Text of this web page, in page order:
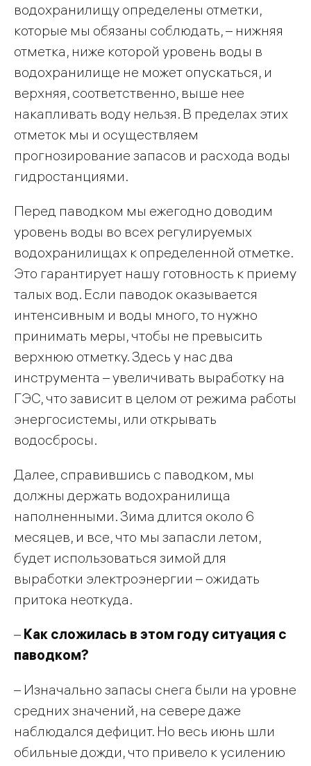
водохранилищу определены отметки,
которые мы обязаны соблюдать, – нижняя
отметка, ниже которой уровень воды в
водохранилище не может опускаться, и
верхняя, соответственно, выше нее
накапливать воду нельзя. В пределах этих
отметок мы и осуществляем
прогнозирование запасов и расхода воды
гидростанциями.
Перед паводком мы ежегодно доводим
уровень воды во всех регулируемых
водохранилищах к определенной отметке.
Это гарантирует нашу готовность к приему
талых вод. Если паводок оказывается
интенсивным и воды много, то нужно
принимать меры, чтобы не превысить
верхнюю отметку. Здесь у нас два
инструмента – увеличивать выработку на
ГЭС, что зависит в целом от режима работы
энергосистемы, или открывать
водосбросы.
Далее, справившись с паводком, мы
должны держать водохранилища
наполненными. Зима длится около 6
месяцев, и все, что мы запасли летом,
будет использоваться зимой для
выработки электроэнергии – ожидать
притока неоткуда.
– Как сложилась в этом году ситуация с
паводком?
– Изначально запасы снега были на уровне
средних значений, на севере даже
наблюдался дефицит. Но весь июнь шли
обильные дожди, что привело к усилению